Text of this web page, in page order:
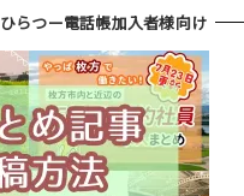
ひらつー電話帳加入者様向け